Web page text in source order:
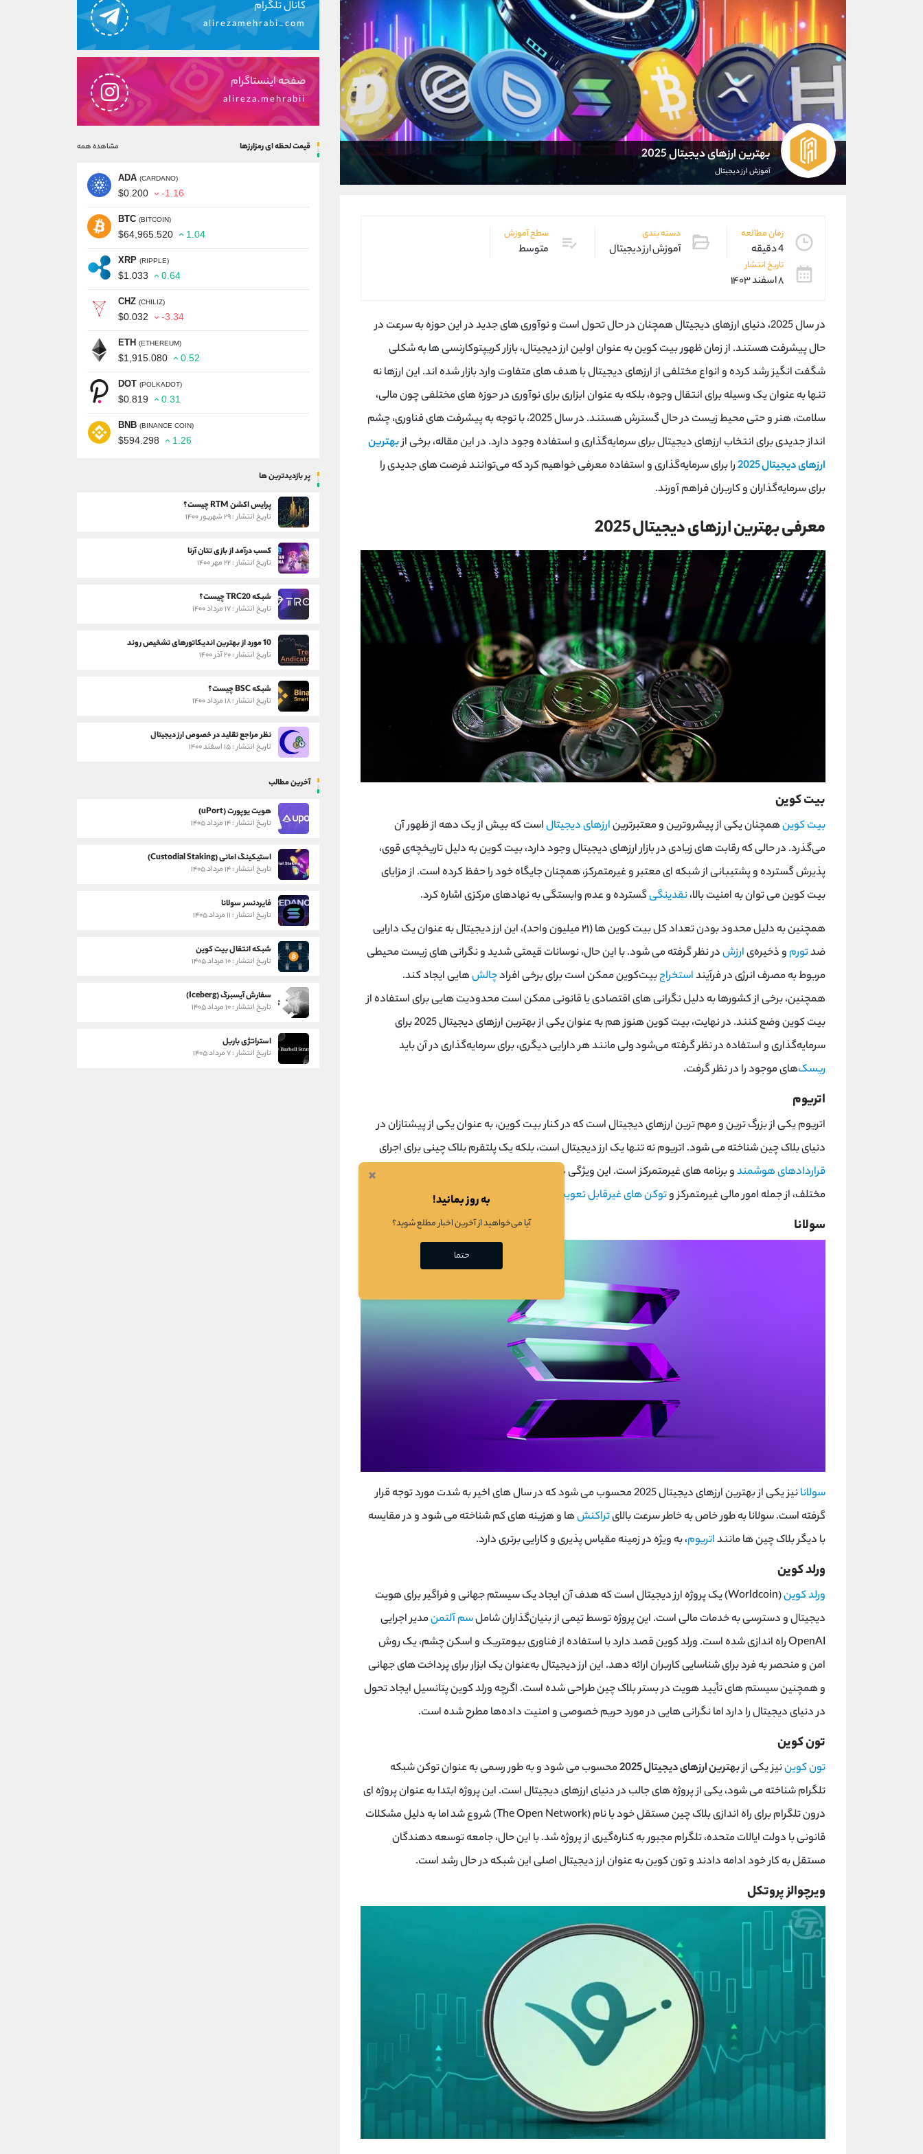
بهترین ارزهای دیجیتال 2025
آموزش ارز دیجیتال
زمان مطالعه
4 دقیقه
دسته بندی
آموزش ارز دیجیتال
سطح آموزش
متوسط
تاریخ انتشار
۸ اسفند ۱۴۰۳
در سال 2025، دنیای ارزهای دیجیتال همچنان در حال تحول است و نوآوری ‌های جدید در این حوزه به سرعت در
حال پیشرفت هستند. از زمان ظهور بیت‌ کوین به عنوان اولین ارز دیجیتال، بازار کریپتوکارنسی ‌ها به شکلی
شگفت ‌انگیز رشد کرده و انواع مختلفی از ارزهای دیجیتال با هدف ‌های متفاوت وارد بازار شده ‌اند. این ارزها نه
تنها به عنوان یک وسیله برای انتقال وجوه، بلکه به عنوان ابزاری برای نوآوری در حوزه‌ های مختلفی چون مالی،
سلامت، هنر و حتی محیط ‌زیست در حال گسترش هستند. در سال 2025، با توجه به پیشرفت‌ های فناوری، چشم
‌انداز جدیدی برای انتخاب ارزهای دیجیتال برای سرمایه‌گذاری و استفاده وجود دارد. در این مقاله، برخی ازبهترین
ارزهای دیجیتال 2025
را برای سرمایه‌گذاری و استفاده معرفی خواهیم کرد که می‌توانند فرصت ‌های جدیدی را
برای سرمایه‌گذاران و کاربران فراهم آورند.
معرفی بهترین ارزهای دیجیتال 2025
بیت کوین
بیت‌ کوینهمچنان یکی از پیشروترین و معتبرترینارزهای دیجیتالاست که بیش از یک دهه از ظهور آن
می‌گذرد. در حالی که رقابت‌ های زیادی در بازار ارزهای دیجیتال وجود دارد، بیت‌ کوین به دلیل تاریخچه‌ی قوی،
پذیرش گسترده و پشتیبانی از شبکه ‌ای معتبر و غیرمتمرکز، همچنان جایگاه خود را حفظ کرده است. از مزایای
بیت ‌کوین می ‌توان به امنیت بالا،نقدینگیگسترده و عدم وابستگی به نهادهای مرکزی اشاره کرد.
همچنین به دلیل محدود بودن تعداد کل بیت‌ کوین ‌ها (۲۱ میلیون واحد)، این ارز دیجیتال به عنوان یک دارایی
ضدتورم و ذخیره‌یارزشدر نظر گرفته می ‌شود. با این حال، نوسانات قیمتی شدید و نگرانی ‌های زیست ‌محیطی
مربوط به مصرف انرژی در فرآینداستخراجبیت‌کوین ممکن است برای برخی افرادچالش‌هایی ایجاد کند.
همچنین، برخی از کشورها به دلیل نگرانی‌ های اقتصادی یا قانونی ممکن است محدودیت ‌هایی برای استفاده از
بیت‌ کوین وضع کنند. در نهایت، بیت‌ کوین هنوز هم به عنوان یکی از بهترین ارزهای دیجیتال 2025 برای
سرمایه‌گذاری و استفاده در نظر گرفته می‌شود ولی مانند هر دارایی دیگری، برای سرمایه‌گذاری در آن باید
ریسک‌های موجود را در نظر گرفت.
اتریوم
اتریوم یکی از بزرگ‌ ترین و مهم‌ ترین ارزهای دیجیتال است که در کنار بیت‌ کوین، به عنوان یکی از پیشتازان در
دنیای بلاک ‌چین شناخته می‌ شود. اتریوم نه تنها یک ارز دیجیتال است، بلکه یک پلتفرم بلاک ‌چینی برای اجرای
قراردادهای هوشمندو برنامه‌ های غیرمتمرکز است. این ویژگی ‌ها آن را به ابزاری بسیار قدرتمند در حوزه ‌های
مختلف، از جمله امور مالی غیرمتمرکز وتوکن ‌های غیرقابل تعویض
سولانا
سولانا
نیز یکی از بهترین ارزهای دیجیتال 2025 محسوب می شود که در سال ‌های اخیر به شدت مورد توجه قرار
گرفته است. سولانا به ‌طور خاص به خاطر سرعت بالایتراکنش‌ها و هزینه ‌های کم شناخته می ‌شود و در مقایسه
با دیگر بلاک ‌چین ‌ها ماننداتریوم، به‌ ویژه در زمینه مقیاس ‌پذیری و کارایی برتری دارد.
ورلد کوین
ورلد کوین
(Worldcoin) یک پروژه ارز دیجیتال است که هدف آن ایجاد یک سیستم جهانی و فراگیر برای هویت
دیجیتال و دسترسی به خدمات مالی است. این پروژه توسط تیمی از بنیان‌گذاران شاملسم آلتمنمدیر اجرایی
OpenAI راه ‌اندازی شده است. ورلد کوین قصد دارد با استفاده از فناوری بیومتریک و اسکن چشم، یک روش
امن و منحصر به فرد برای شناسایی کاربران ارائه دهد. این ارز دیجیتال به‌عنوان یک ابزار برای پرداخت ‌های جهانی
و همچنین سیستم ‌های تأیید هویت در بستر بلاک‌ چین طراحی شده است. اگرچه ورلد کوین پتانسیل ایجاد تحول
در دنیای دیجیتال را دارد اما نگرانی ‌هایی در مورد حریم خصوصی و امنیت داده‌ها مطرح شده است.
تون کوین
تون کویننیز یکی ازبهترین ارزهای دیجیتال 2025
محسوب می شود و به ‌طور رسمی به عنوان توکن شبکه
تلگرام شناخته می ‌شود، یکی از پروژه ‌های جالب در دنیای ارزهای دیجیتال است. این پروژه ابتدا به ‌عنوان پروژه ‌ای
درون تلگرام برای راه ‌اندازی بلاک ‌چین مستقل خود با نام (The Open Network) شروع شد اما به دلیل مشکلات
قانونی با دولت ایالات متحده، تلگرام مجبور به کناره‌گیری از پروژه شد. با این حال، جامعه توسعه ‌دهندگان
مستقل به کار خود ادامه دادند و تون کوین به عنوان ارز دیجیتال اصلی این شبکه در حال رشد است.
ویرچوالز پروتکل
کانال تلگرام
alirezamehrabi_com
صفحه اینستاگرام
alireza.mehrabii
قیمت لحظه ای رمزارزها مشاهده همه
ADA (CARDANO)
$0.200 -1.16
BTC (BITCOIN)
$64,965.520 1.04
XRP (RIPPLE)
$1.033 0.64
CHZ (CHILIZ)
$0.032 -3.34
ETH (ETHEREUM)
$1,915.080 0.52
DOT (POLKADOT)
$0.819 0.31
BNB (BINANCE COIN)
$594.298 1.26
پر بازدیدترین ها
پرایس اکشن RTM چیست؟
تاریخ انتشار : ۲۹ شهریور ۱۴۰۰
کسب درآمد از بازی تتان آرنا
تاریخ انتشار : ۲۲ مهر ۱۴۰۰
شبکه TRC20 چیست؟
تاریخ انتشار : ۱۷ مرداد ۱۴۰۰
10 مورد از بهترین اندیکاتورهای تشخیص روند
تاریخ انتشار : ۲۰ آذر ۱۴۰۰
شبکه BSC چیست؟
تاریخ انتشار : ۱۸ مرداد ۱۴۰۰
نظر مراجع تقلید در خصوص ارز دیجیتال
تاریخ انتشار : ۱۵ اسفند ۱۴۰۰
آخرین مطالب
هویت یوپورت (uPort)
تاریخ انتشار : ۱۴ مرداد ۱۴۰۵
استیکینگ امانی (Custodial Staking)
تاریخ انتشار : ۱۴ مرداد ۱۴۰۵
فایردنسر سولانا
تاریخ انتشار : ۱۱ مرداد ۱۴۰۵
شبکه انتقال بیت کوین
تاریخ انتشار : ۱۰ مرداد ۱۴۰۵
سفارش آیسبرگ (Iceberg)
تاریخ انتشار : ۱۰ مرداد ۱۴۰۵
استراتژی باربل
تاریخ انتشار : ۷ مرداد ۱۴۰۵
×
به روز بمانید!
آیا می‌خواهید از آخرین اخبار مطلع شوید؟
حتما